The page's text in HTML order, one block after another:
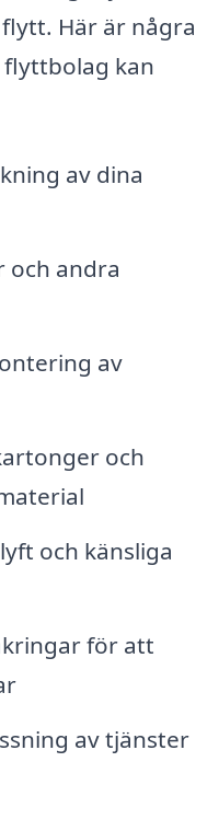
Här är några
kan
av dina
och andra
av
och
och känsliga
för att
av tjänster